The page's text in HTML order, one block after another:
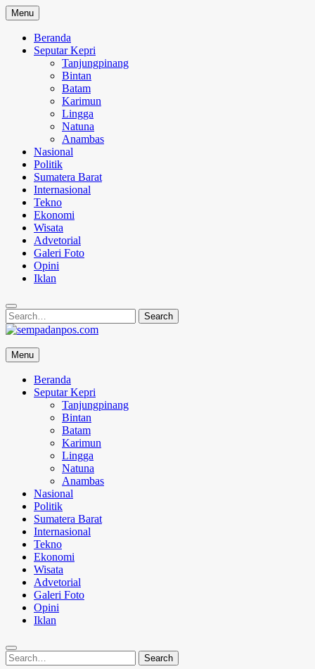
Skip
to
content
Menu
Beranda
Seputar Kepri
Tanjungpinang
Bintan
Batam
Karimun
Lingga
Natuna
Anambas
Nasional
Politik
Sumatera Barat
Internasional
Tekno
Ekonomi
Wisata
Advetorial
Galeri Foto
Opini
Iklan
Search
for:
Search
sempadanpos.com
Menyampaikan Berita Dengan Analisa
Menu
Beranda
Seputar Kepri
Tanjungpinang
Bintan
Batam
Karimun
Lingga
Natuna
Anambas
Nasional
Politik
Sumatera Barat
Internasional
Tekno
Ekonomi
Wisata
Advetorial
Galeri Foto
Opini
Iklan
Search
for:
Search